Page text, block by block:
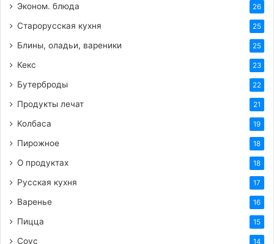
Эконом. блюда 26
Старорусская кухня 25
Блины, оладьи, вареники 25
Кекс 23
Бутерброды 22
Продукты лечат 21
Колбаса 19
Пирожное 18
О продуктах 18
Русская кухня 17
Варенье 16
Пицца 15
Соус 14